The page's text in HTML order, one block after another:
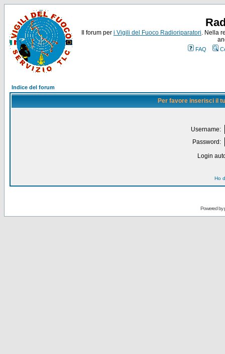
Il forum per i Vigili del Fuoco Radioriparatori. Nella
FAQ
Indice del forum
Per favore inserisci il
Username:
Password:
Login
Ho
Powered by